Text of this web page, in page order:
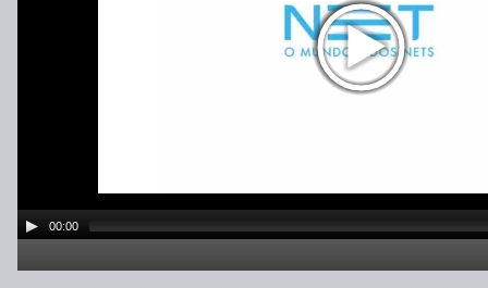
00:00